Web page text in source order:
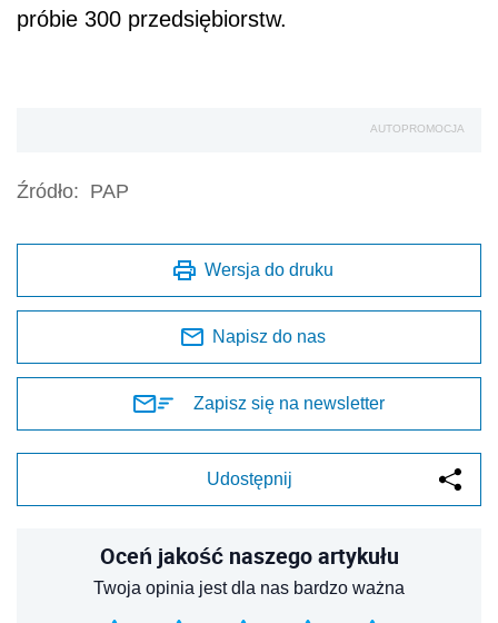
próbie 300 przedsiębiorstw.
AUTOPROMOCJA
Źródło: PAP
Wersja do druku
Napisz do nas
Zapisz się na newsletter
Udostępnij
Oceń jakość naszego artykułu
Twoja opinia jest dla nas bardzo ważna